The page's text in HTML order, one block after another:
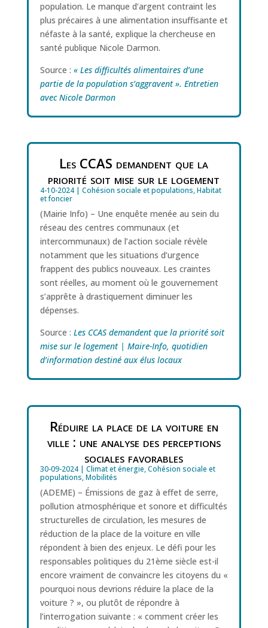
population. Le manque d’argent contraint les
plus précaires à une alimentation insuffisante et
néfaste à la santé, explique la chercheuse en
santé publique Nicole Darmon.
Source : « Les difficultés alimentaires d’une
partie de la population s’aggravent ». Entretien
avec Nicole Darmon
Les CCAS demandent que la
priorité soit mise sur le logement
4-10-2024| Cohésion sociale et populations,Habitat
et foncier
(Mairie Info) – Une enquête menée au sein du
réseau des centres communaux (et
intercommunaux) de l’action sociale révèle
notamment que les situations d’urgence
frappent des publics nouveaux. Les craintes
sont réelles, au moment où le gouvernement
s’apprête à drastiquement diminuer les
dépenses.
Source : Les CCAS demandent que la priorité soit
mise sur le logement | Maire-Info, quotidien
d’information destiné aux élus locaux
Réduire la place de la voiture en
ville : une analyse des perceptions
sociales favorables
30-09-2024| Climat et énergie,Cohésion sociale et
populations,Mobilités
(ADEME) – Émissions de gaz à effet de serre,
pollution atmosphérique et sonore et difficultés
structurelles de circulation, les mesures de
réduction de la place de la voiture en ville
répondent à bien des enjeux. Le défi pour les
responsables politiques du 21ème siècle est-il
encore vraiment de convaincre les citoyens du «
pourquoi nous devrions réduire la place de la
voiture ? », ou plutôt de répondre à
l’interrogation suivante : « comment créer les